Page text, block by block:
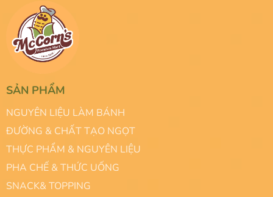
SẢN PHẨM
NGUYÊN LIỆU LÀM BÁNH
ĐƯỜNG & CHẤT TẠO NGỌT
THỰC PHẨM & NGUYÊN LIỆU
PHA CHẾ & THỨC UỐNG
SNACK& TOPPING